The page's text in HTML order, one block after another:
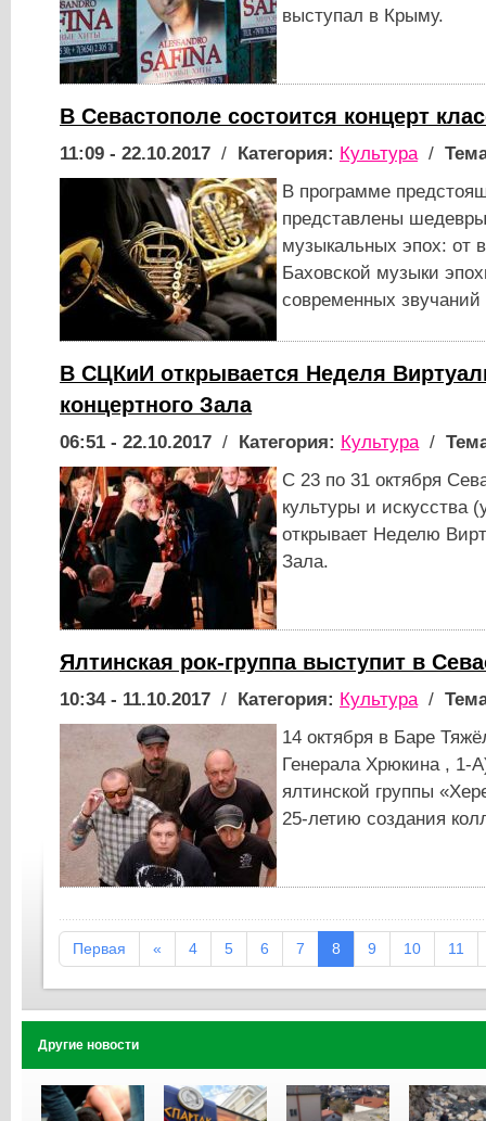
выступал в Крыму.
В Севастополе состоится концерт
11:09 - 22.10.2017 / Категория: Культура/
В программе
представлены
музыкальных эпох: от
Баховской музыки
современных
В СЦКиИ открывается Неделя
концертного Зала
06:51 - 22.10.2017 / Категория: Культура/
С 23 по 31 октября
культуры и искусства
открывает Неделю
Зала.
Ялтинская рок-группа выступит в
10:34 - 11.10.2017 / Категория: Культура/
14 октября в Баре
Генерала Хрюкина , 1-
ялтинской группы
25-летию создания
Первая « 4 5 6 7 8 9 10 11
Другие новости